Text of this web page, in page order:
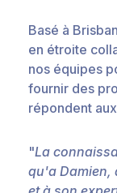
Basé à
en étroite
nos équipes
fournir des
répondent
"La
qu'a Damien,